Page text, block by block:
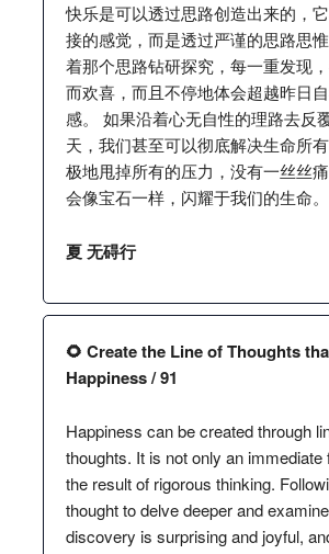
快乐是可以透过思路创造出来的，
接的感觉，而是透过严谨的思路思
着那个思路钻研探究，每一重发现
而欢喜，而且不停地体会超越昨日
感。 如果沿着心无自性的理路去反
天，我们甚至可以彻底解决生命所
极地甩掉所有的压力，没有一丝丝
会像宝石一样，闪耀于我们的生命。
夏 无碍行
🌻 Create the Line of Thoughts
Happiness / 91
Happiness can be created through
thoughts. It is not only an immediate
the result of rigorous thinking.
thought to delve deeper and
discovery is surprising and joyful,